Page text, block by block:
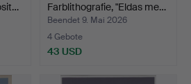
Farblithografie, "Eldas me…
Beendet 9. Mai 2026
4 Gebote
43 USD